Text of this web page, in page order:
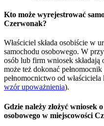
Kto może wyrejestrować
Czerwonak?
Właściciel składa osobiście w
samochodu osobowego. W
osób lub firm wniosek
może też dokonać
pełnomocnictwo od
wzór upoważnienia).
Gdzie należy złożyć wniosek
osobowego w miejscowości